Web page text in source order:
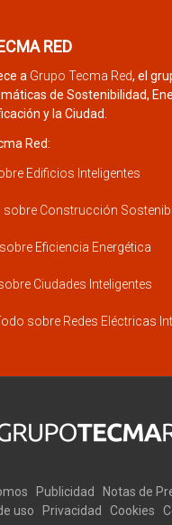
RED
a Grupo Tecma Red, el
de Sostenibilidad,
y la Ciudad.
Red:
Edificios Inteligentes
sobre Construcción
Eficiencia Energética
Ciudades Inteligentes
sobre Redes Eléctricas
Publicidad
Notas de
uso
Privacidad Cookies